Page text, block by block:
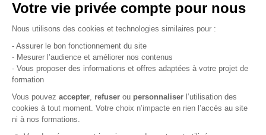
Contenu de l’entretien :
10 minutes pour apprendre à se connaitre et
expliquer ton parcours
10 minutes pour exposer ton projet
5 minutes pour convaincre
5 minutes pour aller plus loin